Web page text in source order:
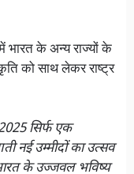
भारत के अन्य राज्यों के
को साथ लेकर राष्ट्र
सिर्फ एक
नई उम्मीदों का उत्सव
के उज्जवल भविष्य